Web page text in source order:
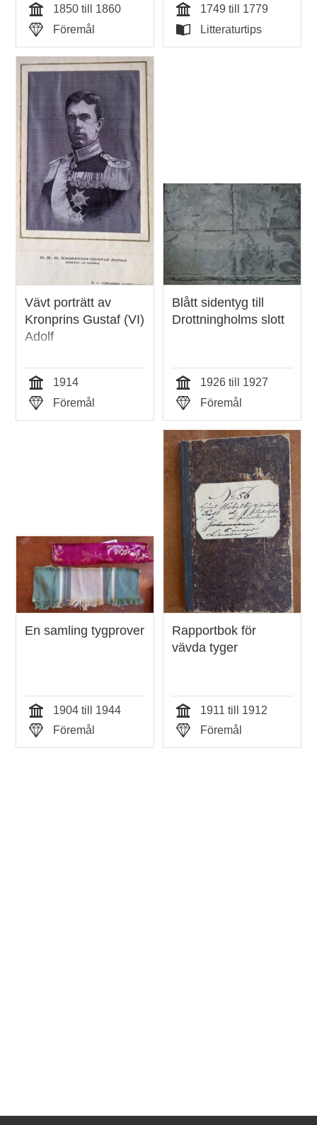
Tid
1850 till 1860
Typ
Föremål Tid
1749 till 1779
Typ
Litteraturtips
Vävt porträtt av
Kronprins Gustaf (VI)
Adolf
Tid
1914
Typ
Föremål
Blått sidentyg till
Drottningholms slott
Tid
1926 till 1927
Typ
Föremål
En samling tygprover
Tid
1904 till 1944
Typ
Föremål
Rapportbok för
vävda tyger
Tid
1911 till 1912
Typ
Föremål